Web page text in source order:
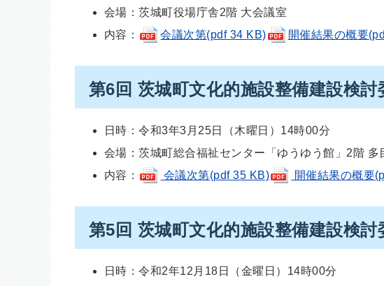
会場：茨城町役場庁舎2階 大会議室
内容：
会議次第(pdf 34 KB) 開催結果の概要
第6回 茨城町文化的施設整備建設検討
日時：令和3年3月25日（木曜日）14時00分
会場：茨城町総合福祉センター「ゆうゆう館」2階 多
内容：
会議次第(pdf 35 KB) 開催結果の概要
第5回 茨城町文化的施設整備建設検討
日時：令和2年12月18日（金曜日）14時00分